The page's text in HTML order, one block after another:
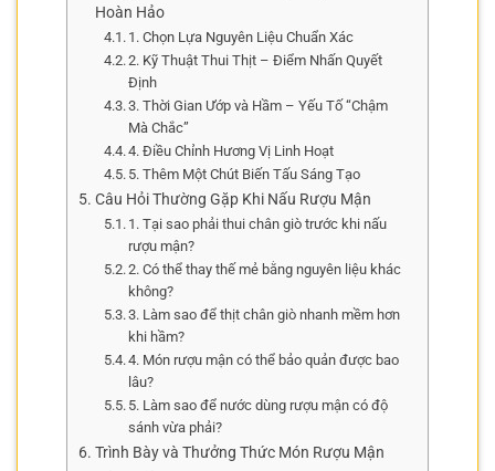
Hoàn Hảo
1. Chọn Lựa Nguyên Liệu Chuẩn Xác
2. Kỹ Thuật Thui Thịt – Điểm Nhấn Quyết
Định
3. Thời Gian Ướp và Hầm – Yếu Tố “Chậm
Mà Chắc”
4. Điều Chỉnh Hương Vị Linh Hoạt
5. Thêm Một Chút Biến Tấu Sáng Tạo
Câu Hỏi Thường Gặp Khi Nấu Rượu Mận
1. Tại sao phải thui chân giò trước khi nấu
rượu mận?
2. Có thể thay thế mẻ bằng nguyên liệu khác
không?
3. Làm sao để thịt chân giò nhanh mềm hơn
khi hầm?
4. Món rượu mận có thể bảo quản được bao
lâu?
5. Làm sao để nước dùng rượu mận có độ
sánh vừa phải?
Trình Bày và Thưởng Thức Món Rượu Mận